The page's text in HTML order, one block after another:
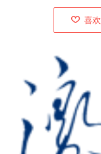
喜欢